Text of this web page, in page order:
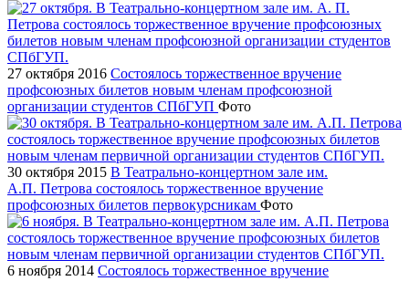
27 октября 2016 Состоялось торжественное вручение
профсоюзных билетов новым членам профсоюзной
организации студентов СПбГУП Фото
30 октября 2015 В Театрально-концертном зале им.
А.П. Петрова состоялось торжественное вручение
профсоюзных билетов первокурсникам Фото
6 ноября 2014 Состоялось торжественное вручение